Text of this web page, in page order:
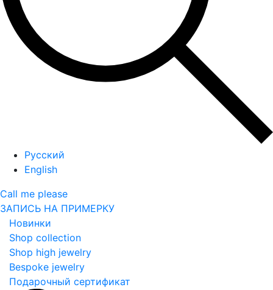
Русский
English
Call me please
ЗАПИСЬ НА ПРИМЕРКУ
Новинки
Shop collection
Shop high jewelry
Bespoke jewelry
Подарочный сертификат